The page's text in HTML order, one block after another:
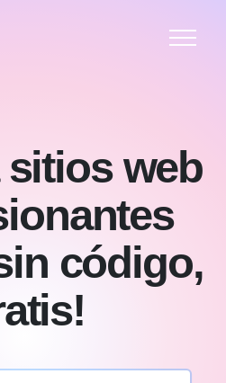
sitios web
código,